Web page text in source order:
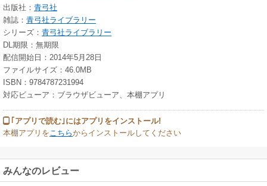
出版社： 青弓社
雑誌： 青弓社ライブラリー
シリーズ： 青弓社ライブラリー
DL期限：無期限
配信開始日：2014年5月28日
ファイルサイズ：46.0MB
ISBN：9784787231994
対応ビューア：ブラウザビューア、本棚アプリ
｢アプリで読む｣にはアプリをインストール!
本棚アプリをこちらからインストールしてください
みんなのレビュー